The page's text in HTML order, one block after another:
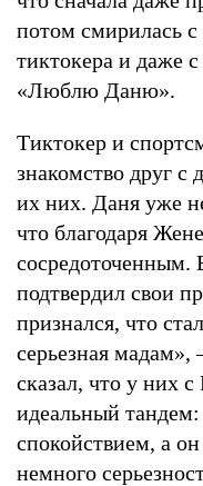
потом смирилась
тиктокера и даже
«Люблю Даню».
Тиктокер и
знакомство друг с
их них. Даня уже
что благодаря
сосредоточенным.
подтвердил свои
признался, что
серьезная
сказал, что у них
идеальный
спокойствием, а
немного